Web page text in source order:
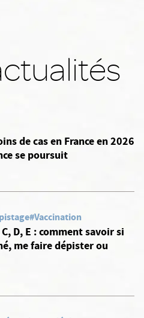
de cas en France en 2026
se poursuit
#Vaccination
D, E : comment savoir si
me faire dépister ou